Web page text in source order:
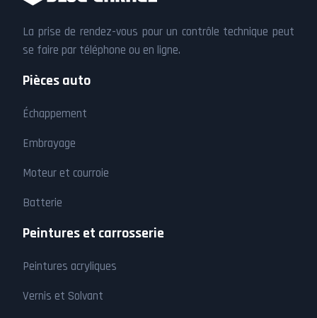
La prise de rendez-vous pour un contrôle technique peut
se faire par téléphone ou en ligne.
Pièces auto
Échappement
Embrayage
Moteur et courroie
Batterie
Peintures et carrosserie
Peintures acryliques
Vernis et Solvant